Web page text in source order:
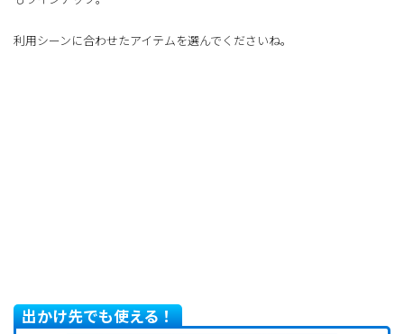
利用シーンに合わせたアイテムを選んでくださいね。
出かけ先でも使える！